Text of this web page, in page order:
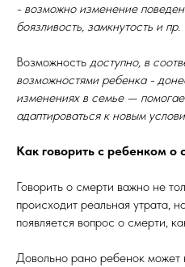
- возможно изменение
боязливость, замкнутость и пр.
Возможность доступно, в
возможностями ребенка -
изменениях в семье —
адаптироваться к новым
Как говорить с ребенком о
Говорить о смерти важно не
происходит реальная утрата,
появляется вопрос о смерти,
Довольно рано ребенок